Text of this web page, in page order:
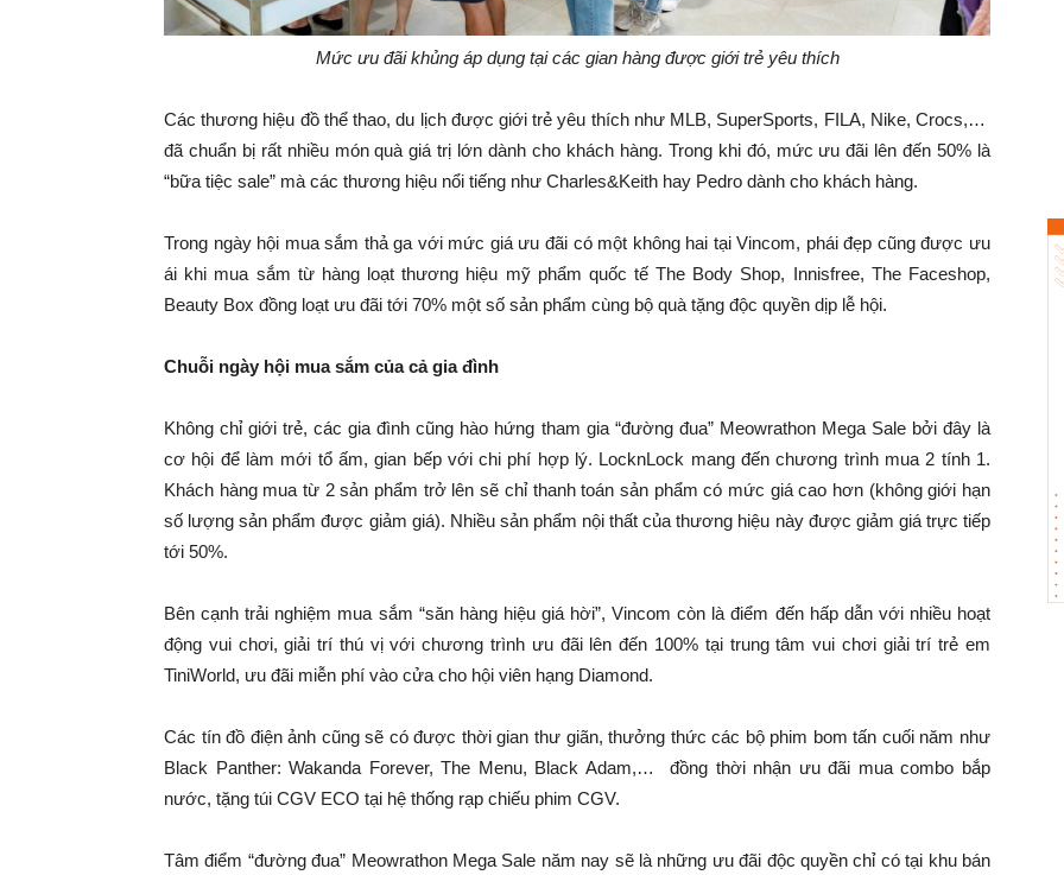
Mứcưu đãi khủng áp dụng tại các gian hàng được giới trẻ yêu thích
Các thương hiệu đồ thể thao, du lịch được giới trẻ yêu thích như MLB, SuperSports, FILA, Nike, Crocs,…
đã chuẩn bị rất nhiều món quà giá trị lớn dành cho khách hàng. Trong khi đó, mức ưu đãi lên đến 50% là
“bữa tiệc sale” mà các thương hiệu nổi tiếng như Charles&Keith hay Pedro dành cho khách hàng.
Trong ngày hội mua sắm thả ga với mức giá ưu đãi có một không hai tại Vincom, phái đẹp cũng được ưu
ái khi mua sắm từ hàng loạt thương hiệu mỹ phẩm quốc tế The Body Shop, Innisfree, The Faceshop,
Beauty Box đồng loạt ưu đãi tới 70% một số sản phẩm cùng bộ quà tặng độc quyền dịp lễ hội.
Chuỗi ngày hội mua sắm của cả gia đình
Không chỉ giới trẻ, các gia đình cũng hào hứng tham gia “đường đua” Meowrathon Mega Sale bởi đây là
cơ hội để làm mới tổ ấm, gian bếp với chi phí hợp lý. LocknLock mang đến chương trình mua 2 tính 1.
Khách hàng mua từ 2 sản phẩm trở lên sẽ chỉ thanh toán sản phẩm có mức giá cao hơn (không giới hạn
số lượng sản phẩm được giảm giá). Nhiều sản phẩm nội thất của thương hiệu này được giảm giá trực tiếp
tới 50%.
Bên cạnh trải nghiệm mua sắm “săn hàng hiệu giá hời”, Vincom còn là điểm đến hấp dẫn với nhiều hoạt
động vui chơi, giải trí thú vị với chương trình ưu đãi lên đến 100% tại trung tâm vui chơi giải trí trẻ em
TiniWorld, ưu đãi miễn phí vào cửa cho hội viên hạng Diamond.
Các tín đồ điện ảnh cũng sẽ có được thời gian thư giãn, thưởng thức các bộ phim bom tấn cuối năm như
Black Panther: Wakanda Forever, The Menu, Black Adam,… đồng thời nhận ưu đãi mua combo bắp
nước, tặng túi CGV ECO tại hệ thống rạp chiếu phim CGV.
Tâm điểm “đường đua” Meowrathon Mega Sale năm nay sẽ là những ưu đãi độc quyền chỉ có tại khu bán